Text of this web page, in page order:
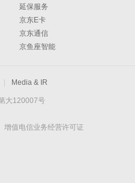
延保服务
京东E卡
京东通信
京鱼座智能
Media & IR
大120007号
增值电信业务经营许可证